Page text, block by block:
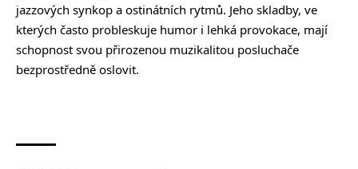
jazzových synkop a ostinátních rytmů. Jeho skladby, ve
kterých často probleskuje humor i lehká provokace, mají
schopnost svou přirozenou muzikalitou posluchače
bezprostředně oslovit.